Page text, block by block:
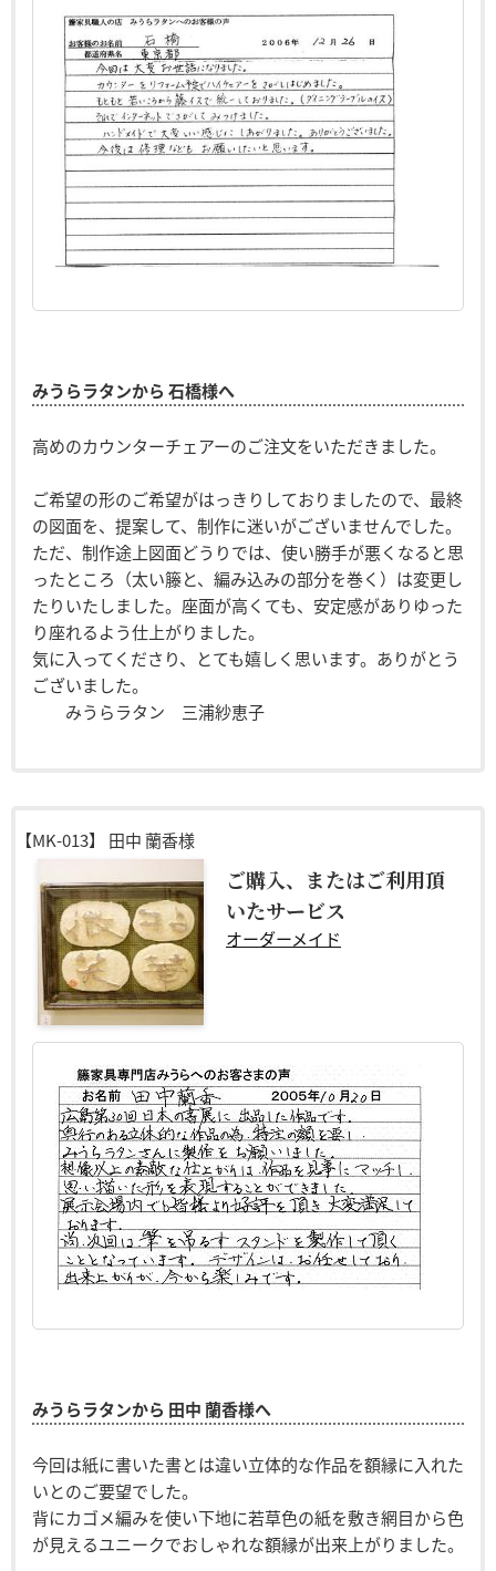
みうらラタンから 石橋様へ
高めのカウンターチェアーのご注文をいただきました。
ご希望の形のご希望がはっきりしておりましたので、最終
の図面を、提案して、制作に迷いがございませんでした。
ただ、制作途上図面どうりでは、使い勝手が悪くなると思
ったところ（太い籐と、編み込みの部分を巻く）は変更し
たりいたしました。座面が高くても、安定感がありゆった
り座れるよう仕上がりました。
気に入ってくださり、とても嬉しく思います。ありがとう
ございました。
みうらラタン 三浦紗恵子
【MK-013】 田中 蘭香様
ご購入、またはご利用頂
いたサービス
オーダーメイド
みうらラタンから 田中 蘭香様へ
今回は紙に書いた書とは違い立体的な作品を額縁に入れた
いとのご要望でした。
背にカゴメ編みを使い下地に若草色の紙を敷き網目から色
が見えるユニークでおしゃれな額縁が出来上がりました。